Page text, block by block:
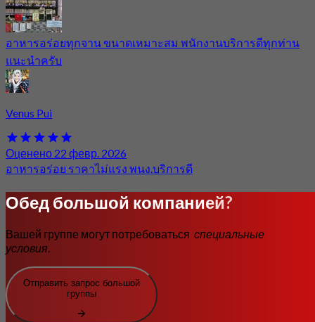
อาหารอร่อยทุกจาน ขนาดเหมาะสม พนักงานบริการดีทุกท่าน
แนะนำครับ
Venus Pui
Оценено 22 февр. 2026
อาหารอร่อย ราคาไม่แรง พนง.บริการดี
Обед большой компанией?
Вашей группе могут потребоваться специальные
условия.
Отправить запрос большой
группы